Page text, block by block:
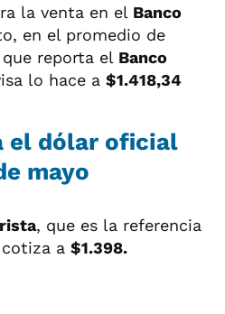
la venta en el Banco
en el promedio de
reporta el Banco
lo hace a $1.418,34
el dólar oficial
mayo
, que es la referencia
a $1.398.